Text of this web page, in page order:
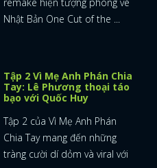
Nhật Bản One Cut of the ...
Tập 2 Vì Mẹ Anh Phán Chia
Tay: Lê Phương thoại táo
bạo với Quốc Huy
Tập 2 của Vì Mẹ Anh Phán
Chia Tay mang đến những
tràng cười dí dỏm và viral với